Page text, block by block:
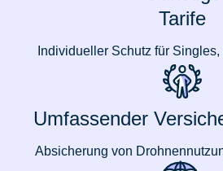
Tarife
Individueller Schutz für
Umfassender
Absicherung von